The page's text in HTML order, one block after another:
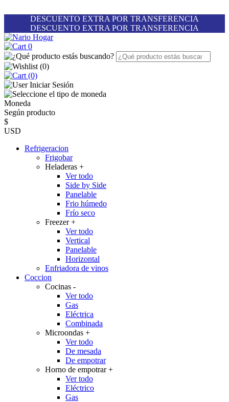
DESCUENTO EXTRA POR TRANSFERENCIA
DESCUENTO EXTRA POR TRANSFERENCIA
0
(0)
(0)
Iniciar Sesión
Moneda
Según producto
$
USD
Refrigeracion
Frigobar
Heladeras +
Ver todo
Side by Side
Panelable
Frio húmedo
Frío seco
Freezer+
Ver todo
Vertical
Panelable
Horizontal
Enfriadora de vinos
Coccion
Cocinas -
Ver todo
Gas
Eléctrica
Combinada
Microondas +
Ver todo
De mesada
De empotrar
Horno de empotrar+
Ver todo
Eléctrico
Gas